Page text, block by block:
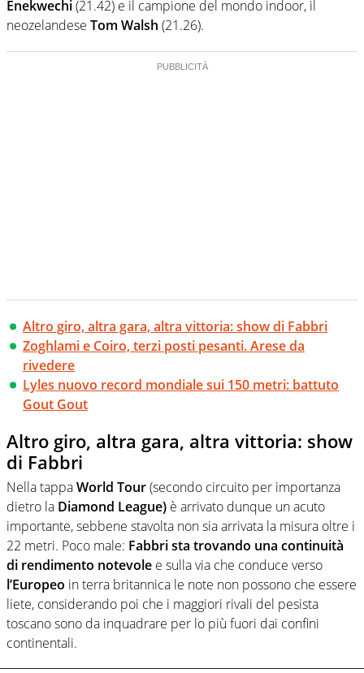
Enekwechi(21.42) e il campione del mondo indoor, il
neozelandese Tom Walsh (21.26).
Altro giro, altra gara, altra vittoria: show di Fabbri
Zoghlami e Coiro, terzi posti pesanti. Arese da
rivedere
Lyles nuovo record mondiale sui 150 metri: battuto
Gout Gout
Altro giro, altra gara, altra vittoria: show
di Fabbri
Nella tappaWorld Tour(secondo circuito per importanza
dietro la Diamond League) è arrivato dunque un acuto
importante, sebbene stavolta non sia arrivata la misura oltre i
22 metri. Poco male: Fabbri sta trovando una continuità
di rendimento notevole e sulla via che conduce verso
l’Europeo in terra britannica le note non possono che essere
liete, considerando poi che i maggiori rivali del pesista
toscano sono da inquadrare per lo più fuori dai confini
continentali.